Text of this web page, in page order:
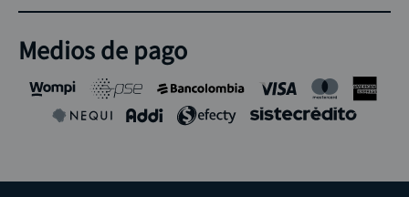
Medios de pago